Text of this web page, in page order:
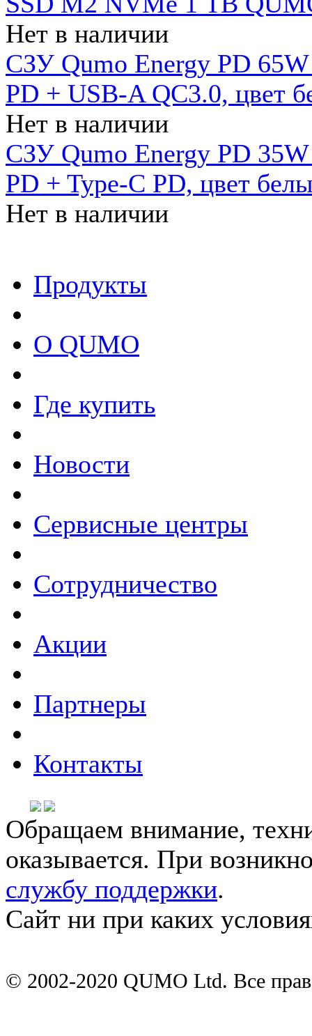
Нет в наличии
СЗУ Qumo Energy PD
PD + USB-A QC3.0, цвет
Нет в наличии
СЗУ Qumo Energy PD
PD + Type-C PD, цвет
Нет в наличии
Продукты
О QUMO
Где купить
Новости
Сервисные центры
Сотрудничество
Акции
Партнеры
Контакты
Обращаем внимание,
оказывается. При
службу поддержки.
Сайт ни при каких
© 2002-2020 QUMO Ltd. Все